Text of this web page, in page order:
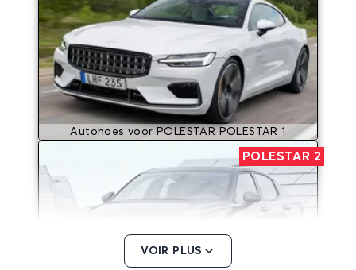
Autohoes voor POLESTAR POLESTAR 1
POLESTAR 2
VOIR PLUS